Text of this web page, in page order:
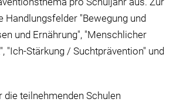
Handlungsfelder "Bewegung und
und Ernährung", "Menschlicher
"Ich-Stärkung / Suchtprävention" und
die teilnehmenden Schulen